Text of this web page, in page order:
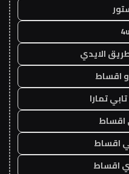
الايدي
اقساط
تمارا
اقساط
اقساط
اقساط